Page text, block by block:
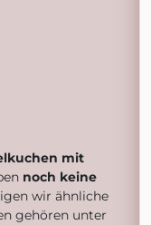
mit
noch keine
wir ähnliche
gehören unter